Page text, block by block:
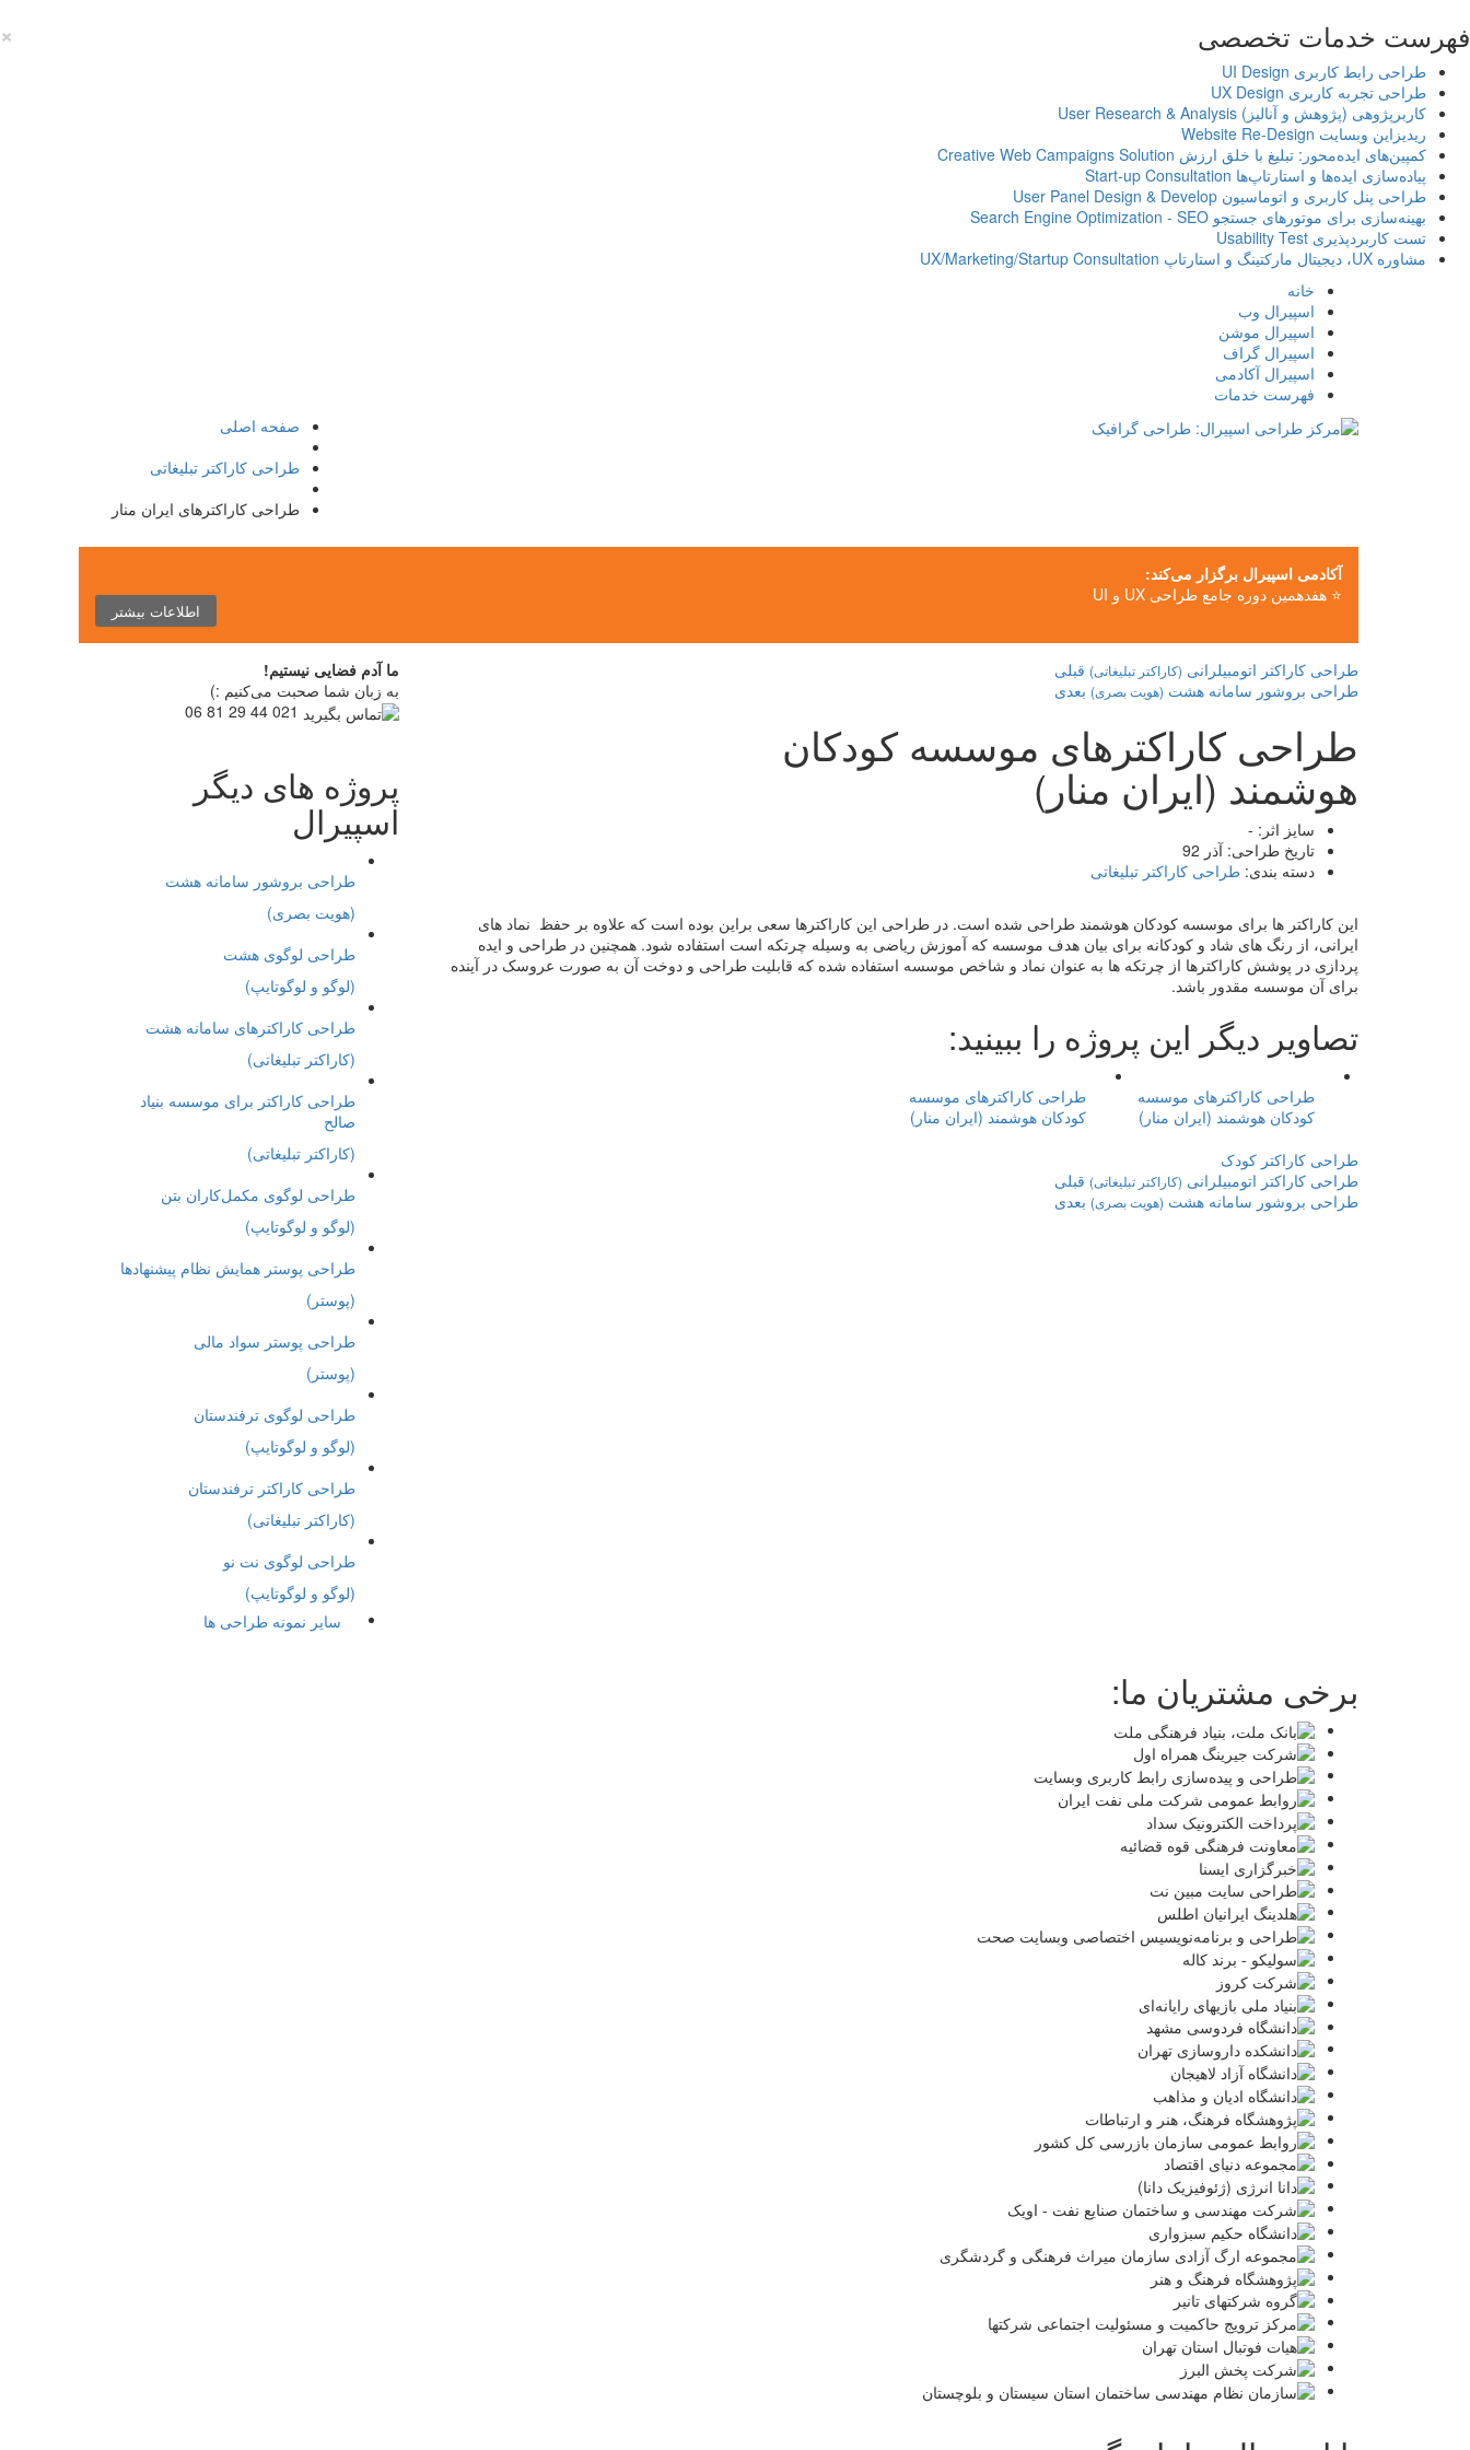
فهرست خدمات تخصصی ×
طراحی رابط کاربری UI Design
طراحی تجربه کاربری UX Design
کاربرپژوهی (پژوهش و آنالیز) User Research & Analysis
ریدیزاین وبسایت Website Re-Design
کمپین‌های ایده‌محور: تبلیغ با خلق ارزش Creative Web Campaigns Solution
پیاده‌سازی ایده‌ها و استارتاپ‌ها Start-up Consultation
طراحی پنل کاربری و اتوماسیون User Panel Design & Develop
بهینه‌سازی برای موتورهای جستجو Search Engine Optimization - SEO
تست کاربردپذیری Usability Test
مشاوره UX، دیجیتال مارکتینگ و استارتاپ
UX/Marketing/Startup Consultation
خانه
اسپیرال وب
اسپیرال موشن
اسپیرال گراف
اسپیرال آکادمی
فهرست خدمات
صفحه اصلی
طراحی کاراکتر تبلیغاتی
طراحی کاراکترهای ایران منار
آکادمی اسپیرال برگزار می‌کند:
⭐ هفدهمین دوره جامع طراحی UX و UI
اطلاعات بیشتر
طراحی کاراکتر اتومبیلرانی (کاراکتر تبلیغاتی) قبلی
طراحی بروشور سامانه هشت (هویت بصری) بعدی
طراحی کاراکترهای موسسه کودکان
هوشمند (ایران منار)
سایز اثر: -
تاریخ طراحی: آذر 92
دسته بندی: طراحی کاراکتر تبلیغاتی
این کاراکتر ها برای موسسه کودکان هوشمند طراحی شده است. در طراحی این کاراکترها سعی براین بوده است که علاوه بر حفظ نماد های
ایرانی، از رنگ های شاد و کودکانه برای بیان هدف موسسه که آموزش ریاضی به وسیله چرتکه است استفاده شود. همچنین در طراحی و ایده
پردازی در پوشش کاراکترها از چرتکه ها به عنوان نماد و شاخص موسسه استفاده شده که قابلیت طراحی و دوخت آن به صورت عروسک در آینده
برای آن موسسه مقدور باشد.
تصاویر دیگر این پروژه را ببینید:
طراحی کاراکترهای موسسه
کودکان هوشمند (ایران منار)
طراحی کاراکترهای موسسه
کودکان هوشمند (ایران منار)
طراحی کاراکتر کودک
طراحی کاراکتر اتومبیلرانی (کاراکتر تبلیغاتی) قبلی
طراحی بروشور سامانه هشت (هویت بصری) بعدی
ما آدم فضایی نیستیم!
به زبان شما صحبت می‌کنیم :)
پروژه های دیگر
اسپیرال
طراحی بروشور سامانه هشت
(هویت بصری)
طراحی لوگوی هشت
(لوگو و لوگوتایپ)
طراحی کاراکترهای سامانه هشت
(کاراکتر تبلیغاتی)
طراحی کاراکتر برای موسسه بنیاد
صالح
(کاراکتر تبلیغاتی)
طراحی لوگوی مکمل‌کاران بتن
(لوگو و لوگوتایپ)
طراحی پوستر همایش نظام پیشنهادها
(پوستر)
طراحی پوستر سواد مالی
(پوستر)
طراحی لوگوی ترفندستان
(لوگو و لوگوتایپ)
طراحی کاراکتر ترفندستان
(کاراکتر تبلیغاتی)
طراحی لوگوی نت نو
(لوگو و لوگوتایپ)
سایر نمونه طراحی ها
برخی مشتریان ما: